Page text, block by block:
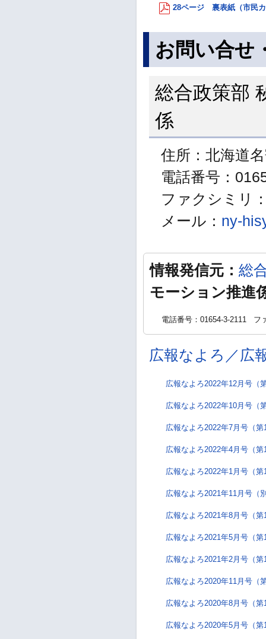
28ページ 裏表紙（市民
お問い合せ
総合政策部
係
住所：北海道
電話番号：
ファクシミリ
メール： ny-
情報発信元： 総
モーション推進
電話番号：01654-3-2111 フ
広報なよろ／広
広報なよろ2022年12月号（
広報なよろ2022年10月号（
広報なよろ2022年7月号（第
広報なよろ2022年4月号（第
広報なよろ2022年1月号（第
広報なよろ2021年11月号（
広報なよろ2021年8月号（第
広報なよろ2021年5月号（第
広報なよろ2021年2月号（第
広報なよろ2020年11月号（
広報なよろ2020年8月号（第
広報なよろ2020年5月号（第